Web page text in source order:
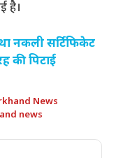
है।
नकली सर्टिफिकेट
की पिटाई
News
news